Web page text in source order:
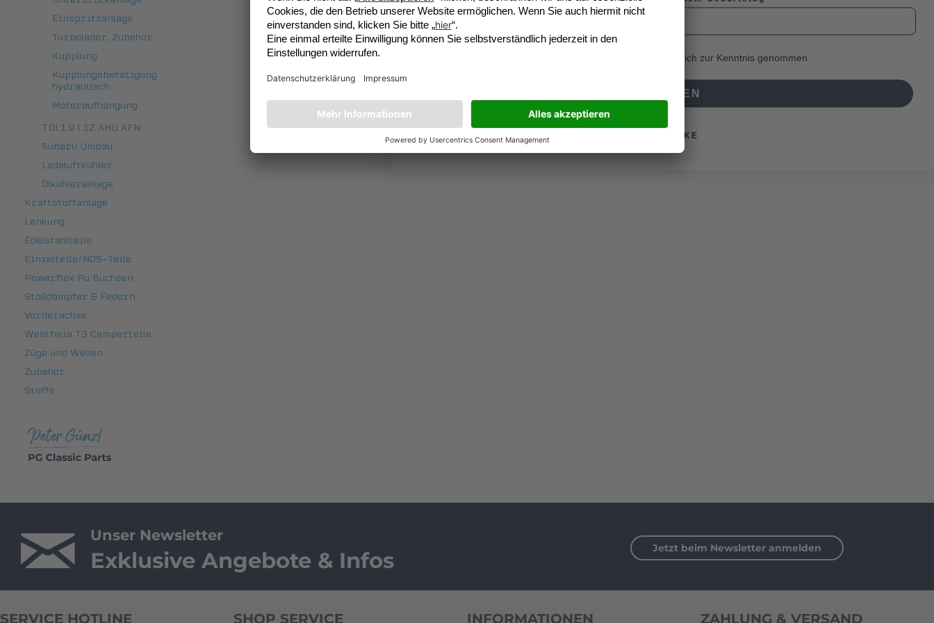
Einspritzanlage
Turbolader, Zubehör
Kupplung
Kupplungsbetätigung
hydraulisch
Motoraufhängung
TDI 1,9 l 1Z AHU AFN
Subaru Umbau
Ladeluftkühler
Ölkühleranlage
Kraftstoffanlage
Lenkung
Edelstahlteile
Einzelteile/NOS-Teile
Powerflex Pu Buchsen
Stoßdämpfer & Federn
Vorderachse
Westfalia T3 Camperteile
Züge und Wellen
Zubehör
Stoffe
Unser Newsletter
Exklusive Angebote & Infos Jetzt beim Newsletter anmelden
SERVICE HOTLINE SHOP SERVICE INFORMATIONEN ZAHLUNG & VERSAND
habe ich zur Kenntnis genommen
ANMELDEN
NEIN, DANKE